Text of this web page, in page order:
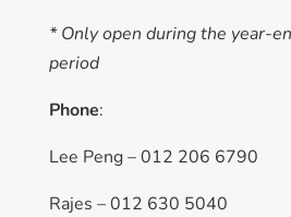
* Only open during the year-
period
Phone:
Lee Peng – 012 206 6790
Rajes – 012 630 5040